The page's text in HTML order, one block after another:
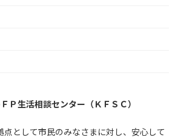
Ｐ生活相談センター（ＫＦＳＣ）
点として市民のみなさまに対し、安心して